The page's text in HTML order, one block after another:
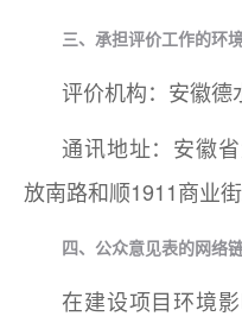
三、承担评价工作的环
评价机构：安徽德
通讯地址：安徽
放南路和顺1911商业
四、公众意见表的网络
在建设项目环境